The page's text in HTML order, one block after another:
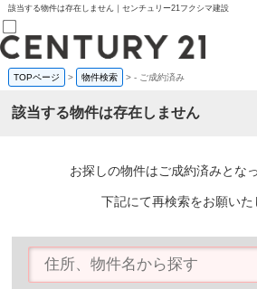
該当する物件は存在しません｜センチュリー21フクシマ建設
売買部
0120-800-844
賃貸部
会員メニュー
物件を探す
購入TOP
条件から探す
TOPページ > 物件検索 >- ご成約済み
該当する物件は存在しません
お探しの物件はご成約済みとな
下記にて再検索をお願いた